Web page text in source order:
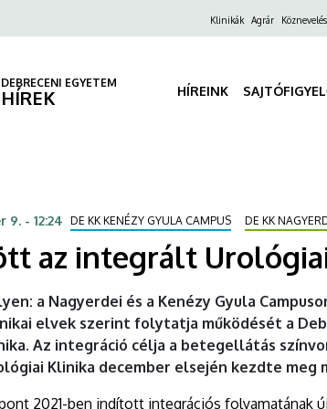
FelsőKlinikák Agrár Köznevelés
DEBRECENI EGYETEM
HÍREK HÍREINK
9. - 12:24 DE KK KENÉZY GYULA CAMPUS DE KK
az integrált
a Nagyerdei és a Kenézy Gyula
elvek szerint folytatja működését a
Az integráció célja a betegellátás
Klinika december elsején kezdte meg
2021-ben indított integrációs folyamatának